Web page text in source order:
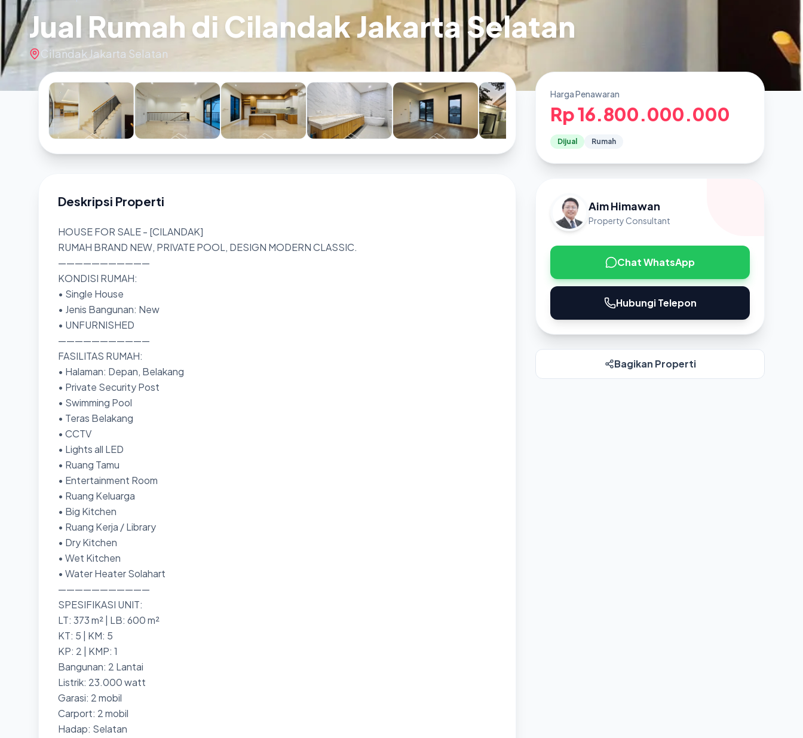
Jual Rumah di Cilandak Jakarta Selatan
Cilandak Jakarta Selatan
Deskripsi Properti
HOUSE FOR SALE - [CILANDAK]
RUMAH BRAND NEW, PRIVATE POOL, DESIGN MODERN CLASSIC.
———————————
KONDISI RUMAH:
• Single House
• Jenis Bangunan: New
• UNFURNISHED
———————————
FASILITAS RUMAH:
• Halaman: Depan, Belakang
• Private Security Post
• Swimming Pool
• Teras Belakang
• CCTV
• Lights all LED
• Ruang Tamu
• Entertainment Room
• Ruang Keluarga
• Big Kitchen
• Ruang Kerja / Library
• Dry Kitchen
• Wet Kitchen
• Water Heater Solahart
———————————
SPESIFIKASI UNIT:
LT: 373 m² | LB: 600 m²
KT: 5 | KM: 5
KP: 2 | KMP: 1
Bangunan: 2 Lantai
Listrik: 23.000 watt
Garasi: 2 mobil
Carport: 2 mobil
Hadap: Selatan
Harga Penawaran
Rp 16.800.000.000
Dijual Rumah
Aim Himawan
Property Consultant
Chat WhatsApp
Hubungi Telepon
Bagikan Properti